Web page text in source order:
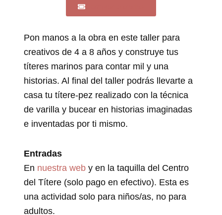
Pon manos a la obra en este taller para
creativos de 4 a 8 años y construye tus
títeres marinos para contar mil y una
historias. Al final del taller podrás llevarte a
casa tu títere-pez realizado con la técnica
de varilla y bucear en historias imaginadas
e inventadas por ti mismo.
Entradas
En nuestra weby en la taquilla del Centro
del Títere (solo pago en efectivo). Esta es
una actividad solo para niños/as, no para
adultos.